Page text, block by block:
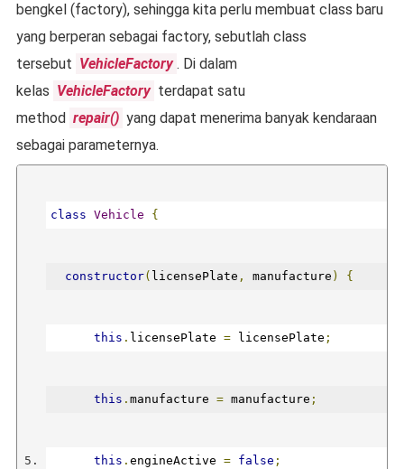
bengkel (factory), sehingga kita perlu membuat class baru
yang berperan sebagai factory, sebutlah class
tersebut VehicleFactory . Di dalam
kelas VehicleFactory terdapat satu
method repair() yang dapat menerima banyak kendaraan
sebagai parameternya.
class Vehicle {
constructor( licensePlate , manufacture ) {
this . licensePlate = licensePlate ;
this . manufacture = manufacture ;
this . engineActive = false ;